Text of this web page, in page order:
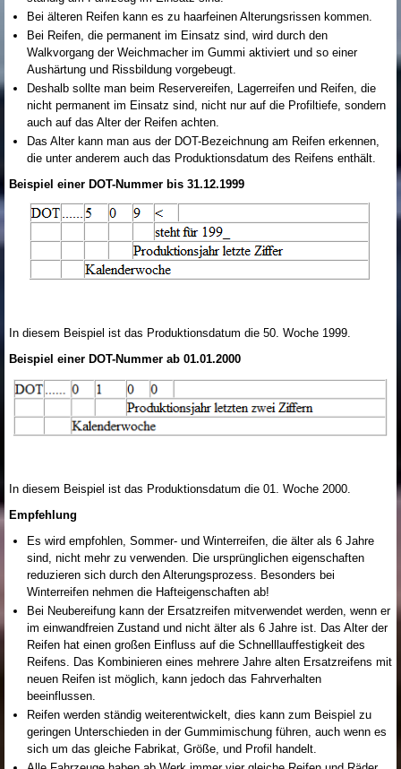
Bei älteren Reifen kann es zu haarfeinen Alterungsrissen kommen.
Bei Reifen, die permanent im Einsatz sind, wird durch den
Walkvorgang der Weichmacher im Gummi aktiviert und so einer
Aushärtung und Rissbildung vorgebeugt.
Deshalb sollte man beim Reservereifen, Lagerreifen und Reifen, die
nicht permanent im Einsatz sind, nicht nur auf die Profiltiefe, sondern
auch auf das Alter der Reifen achten.
Das Alter kann man aus der DOT-Bezeichnung am Reifen erkennen,
die unter anderem auch das Produktionsdatum des Reifens enthält.
Beispiel einer DOT-Nummer bis 31.12.1999
In diesem Beispiel ist das Produktionsdatum die 50. Woche 1999.
Beispiel einer DOT-Nummer ab 01.01.2000
In diesem Beispiel ist das Produktionsdatum die 01. Woche 2000.
Empfehlung
Es wird empfohlen, Sommer- und Winterreifen, die älter als 6 Jahre
sind, nicht mehr zu verwenden. Die ursprünglichen eigenschaften
reduzieren sich durch den Alterungsprozess. Besonders bei
Winterreifen nehmen die Hafteigenschaften ab!
Bei Neubereifung kann der Ersatzreifen mitverwendet werden, wenn er
im einwandfreien Zustand und nicht älter als 6 Jahre ist. Das Alter der
Reifen hat einen großen Einfluss auf die Schnelllauffestigkeit des
Reifens. Das Kombinieren eines mehrere Jahre alten Ersatzreifens mit
neuen Reifen ist möglich, kann jedoch das Fahrverhalten
beeinflussen.
Reifen werden ständig weiterentwickelt, dies kann zum Beispiel zu
geringen Unterschieden in der Gummimischung führen, auch wenn es
sich um das gleiche Fabrikat, Größe, und Profil handelt.